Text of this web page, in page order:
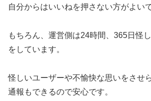
自分からはいいねを押さない方がよい
もちろん、運営側は24時間、365日怪
をしています。
怪しいユーザーや不愉快な思いをさせ
通報もできるので安心です。